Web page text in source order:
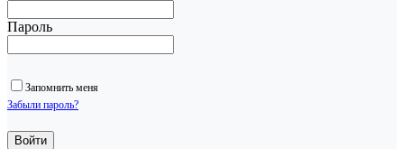
Пароль
Запомнить меня
Забыли пароль?